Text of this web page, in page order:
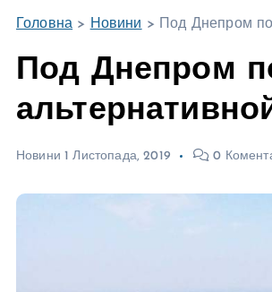
Головна > Новини > Под Днепром
Под Днепром
Новини 1 Листопада, 2019 0